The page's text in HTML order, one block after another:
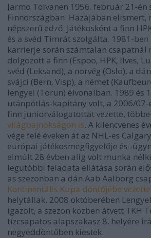
Jarmo Tolvanen 1956. február 21-én
Finnországban. Hazájában elismert,
népszerű edző. Játékosként a finn
és a svéd Timrát szolgálta. 1981-
karrierje során számtalan csapatnál
dolgozott a finn (Espoo, HPK, Ilves,
svéd (Leksand), a norvég (Oslo), a
svájci (Bern, Visp), a német
lengyel (Torun) élvonalban. 1989 és
utánpótlás-kapitány volt, a 2006/07-
finn juniorválogatottat vezette,
világbajnokságon is. A kilencvenes
vége felé éveken át az NHL-es
európai játékosmegfigyelője és -
elmúlt 28 évben alig volt munka
legutóbbi feladata ellátása során
as szezonban a dán Aab Aalborg
Kontinentális Kupa döntőjébe vezette
helytállak. 2008 októberében
igazolt, a szezon közben átvett TKH
tízcsapatos alapszakasz 8. helyére
negyeddöntőben kiestek.